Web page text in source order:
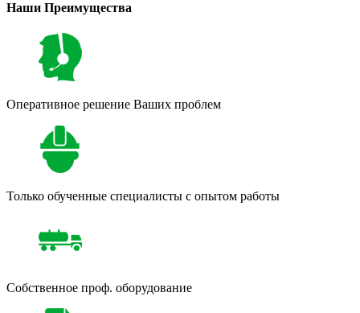
Наши Преимущества
Оперативное решение Ваших проблем
Только обученные специалисты с опытом работы
Собственное проф. оборудование